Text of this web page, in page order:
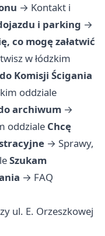
→ Kontakt i
i parking →
co mogę załatwić
w łódzkim
Komisji Ścigania
oddziale
archiwum →
oddziale Chcę
→ Sprawy,
Szukam
→ FAQ
ul. E. Orzeszkowej